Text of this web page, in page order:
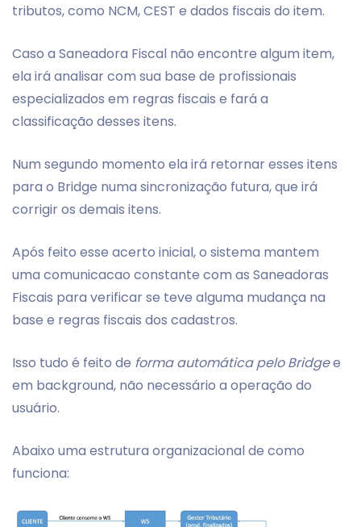
tributos, como NCM, CEST e dados fiscais do item.
Caso a Saneadora Fiscal não encontre algum item,
ela irá analisar com sua base de profissionais
especializados em regras fiscais e fará a
classificação desses itens.
Num segundo momento ela irá retornar esses itens
para o Bridge numa sincronização futura, que irá
corrigir os demais itens.
Após feito esse acerto inicial, o sistema mantem
uma comunicacao constante com as Saneadoras
Fiscais para verificar se teve alguma mudança na
base e regras fiscais dos cadastros.
Isso tudo é feito de forma automática pelo Bridgee
em background, não necessário a operação do
usuário.
Abaixo uma estrutura organizacional de como
funciona: